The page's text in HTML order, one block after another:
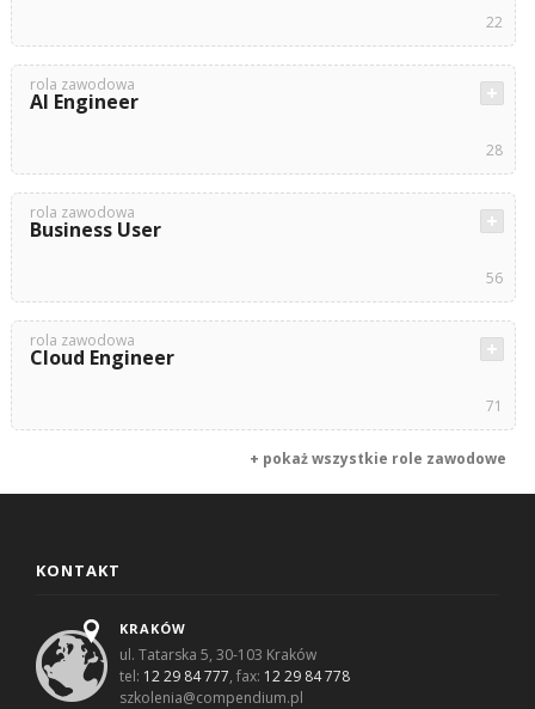
22
rola zawodowa
AI Engineer
28
rola zawodowa
Business User
56
rola zawodowa
Cloud Engineer
71
+ pokaż wszystkie role zawodowe
KONTAKT
KRAKÓW
ul. Tatarska 5, 30-103 Kraków
tel: 12 29 84 777, fax: 12 29 84 778
szkolenia@compendium.pl